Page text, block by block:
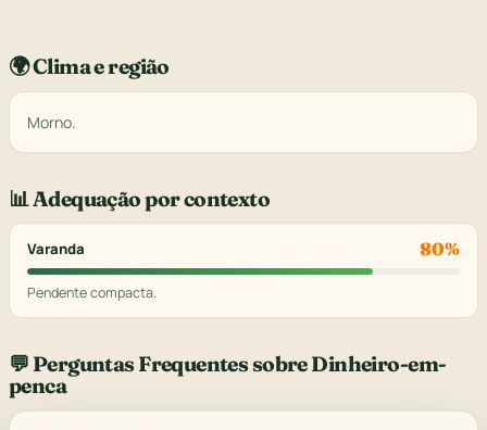
🌍 Clima e região
Morno.
📊 Adequação por contexto
Varanda 80%
Pendente compacta.
💬 Perguntas Frequentes sobre Dinheiro-em-
penca